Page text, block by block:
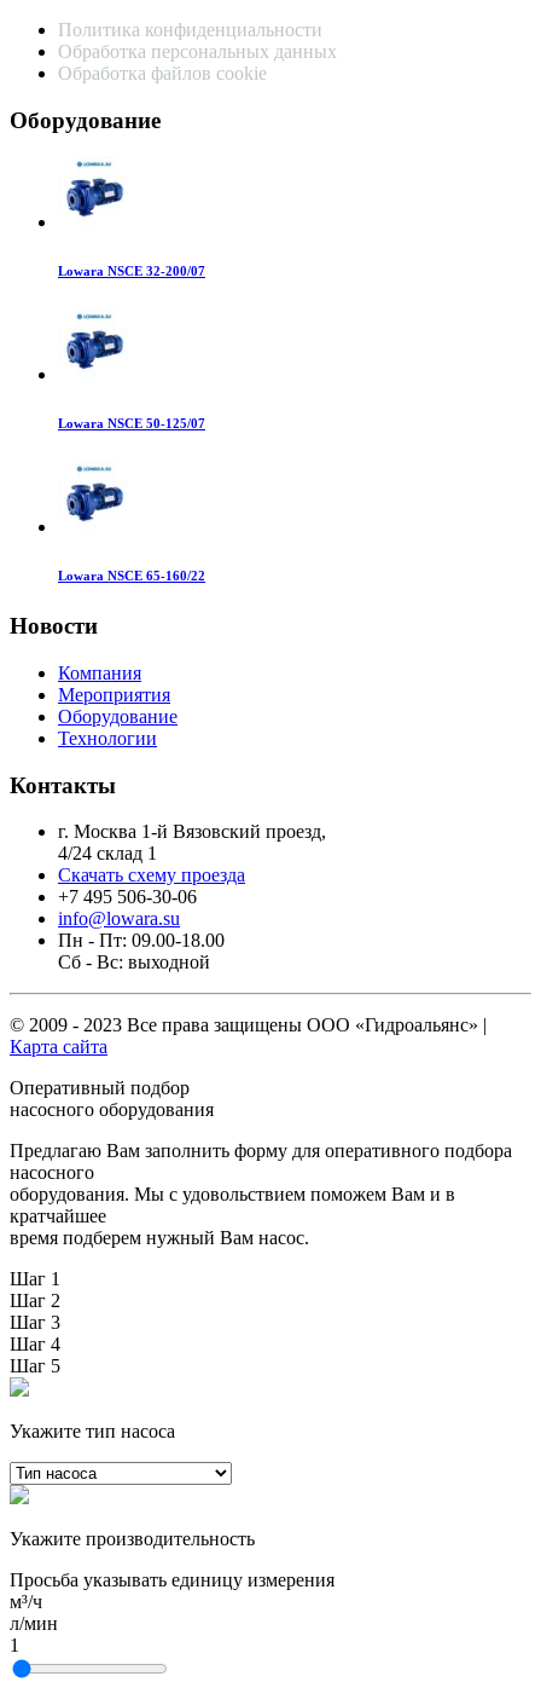
Политика конфиденциальности
Обработка персональных данных
Обработка файлов cookie
Оборудование
Lowara NSCE 32-200/07
Lowara NSCE 50-125/07
Lowara NSCE 65-160/22
Новости
Компания
Мероприятия
Оборудование
Технологии
Контакты
г. Москва 1-й Вязовский проезд,
4/24 склад 1
Скачать схему проезда
+7 495 506-30-06
info@lowara.su
Пн - Пт: 09.00-18.00
Сб - Вс: выходной
© 2009 - 2023 Все права защищены ООО «Гидроальянс» |
Карта сайта
Оперативный подбор
насосного оборудования
Предлагаю Вам заполнить форму для оперативного подбора
насосного
оборудования. Мы с удовольствием поможем Вам и в
кратчайшее
время подберем нужный Вам насос.
Шаг 1
Шаг 2
Шаг 3
Шаг 4
Шаг 5
Укажите тип насоса
Укажите производительность
Просьба указывать единицу измерения
м³/ч
л/мин
1